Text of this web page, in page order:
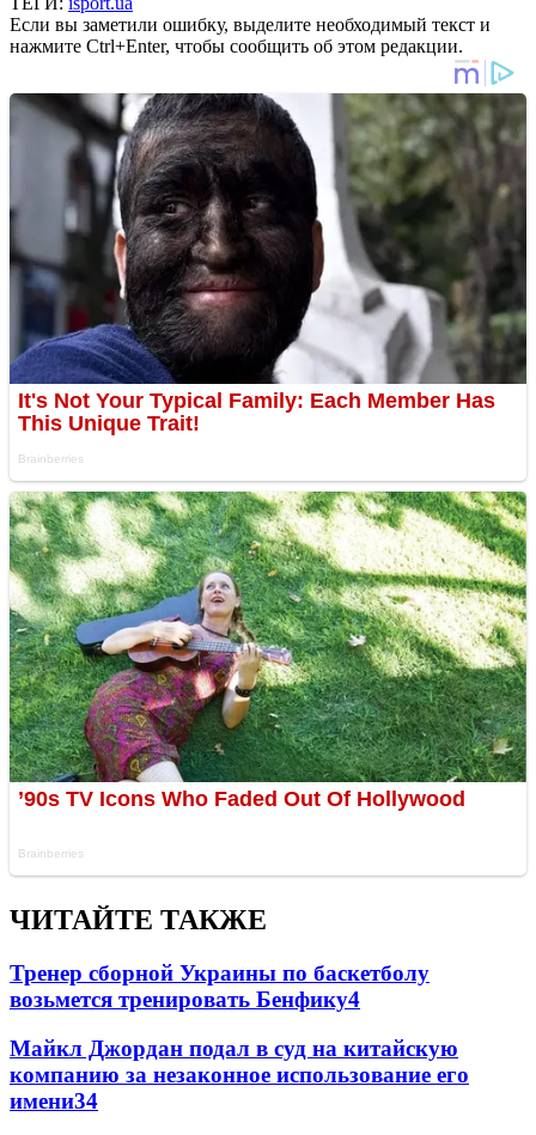
Если вы заметили ошибку, выделите необходимый текст и
нажмите Ctrl+Enter, чтобы сообщить об этом редакции.
ЧИТАЙТЕ ТАКЖЕ
Тренер сборной Украины по баскетболу
возьмется тренировать Бенфику4
Майкл Джордан подал в суд на китайскую
компанию за незаконное использование его
имени34